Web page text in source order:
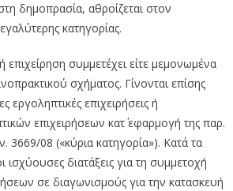
δημοπρασία, αθροίζεται στον
κατηγορίας.
συμμετέχει είτε μεμονωμένα
σχήματος. Γίνονται επίσης
εργοληπτικές επιχειρήσεις ή
επιχειρήσεων κατ΄ εφαρμογή της παρ.
3669/08 («κύρια κατηγορία»). Κατά τα
ισχύουσες διατάξεις για τη συμμετοχή
σε διαγωνισμούς για την κατασκευή